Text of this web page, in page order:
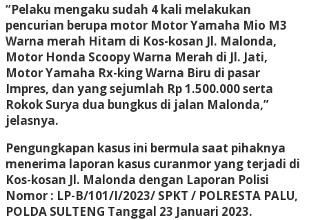
“Pelaku mengaku sudah 4 kali melakukan
pencurian berupa motor Motor Yamaha Mio M3
Warna merah Hitam di Kos-kosan Jl. Malonda,
Motor Honda Scoopy Warna Merah di Jl. Jati,
Motor Yamaha Rx-king Warna Biru di pasar
Impres, dan yang sejumlah Rp 1.500.000 serta
Rokok Surya dua bungkus di jalan Malonda,”
jelasnya.
Pengungkapan kasus ini bermula saat pihaknya
menerima laporan kasus curanmor yang terjadi di
Kos-kosan Jl. Malonda dengan Laporan Polisi
Nomor : LP-B/101/I/2023/ SPKT / POLRESTA PALU,
POLDA SULTENG Tanggal 23 Januari 2023.